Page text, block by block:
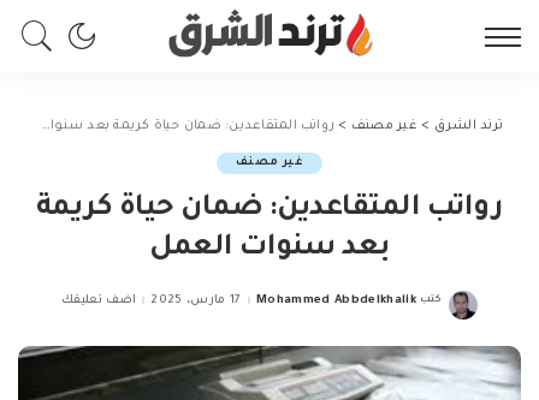
ترند الشرق > غير مصنف > رواتب المتقاعدين: ضمان حياة كريمة بعد سنوات العمل
غير مصنف
رواتب المتقاعدين: ضمان حياة كريمة
بعد سنوات العمل
Posted
كتب Mohammed Abbdelkhalik 17 مارس، 2025 اضف تعليقك